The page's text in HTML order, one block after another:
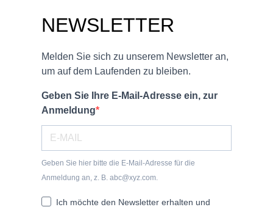
NEWSLETTER
Melden Sie sich zu unserem Newsletter an,
um auf dem Laufenden zu bleiben.
Geben Sie Ihre E-Mail-Adresse ein, zur
Anmeldung
Geben Sie hier bitte die E-Mail-Adresse für die
Anmeldung an, z. B. abc@xyz.com.
Ich möchte den Newsletter erhalten und